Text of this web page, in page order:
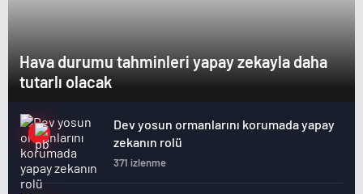
Hava durumu tahminleri yapay zekayla daha
tutarlı olacak
Dev yosun ormanlarını korumada yapay
zekanın rolü
371 izlenme